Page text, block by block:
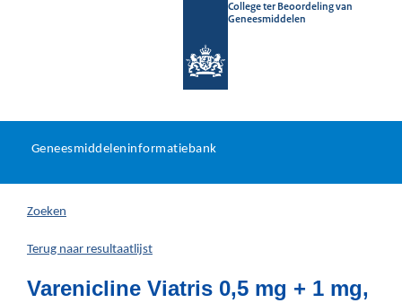
College ter Beoordeling van
Geneesmiddelen
U
hier:
Geneesmiddeleninformatiebank
Zoeken
Terug naar resultaatlijst
Varenicline Viatris 0,5 mg + 1 mg,